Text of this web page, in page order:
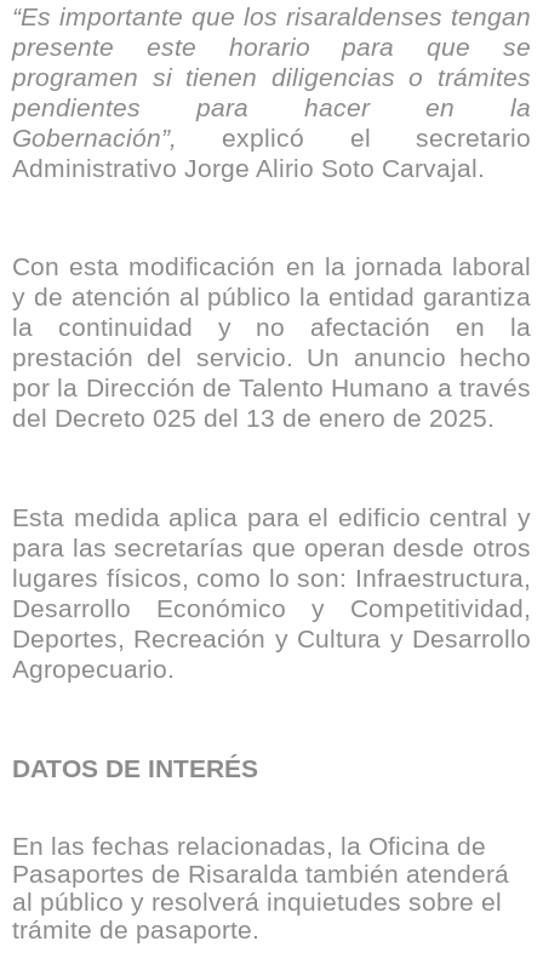
“Es importante que los risaraldenses tengan
presente este horario para que se
programen si tienen diligencias o trámites
pendientes para hacer en la
Gobernación”, explicó el secretario
Administrativo Jorge Alirio Soto Carvajal.
Con esta modificación en la jornada laboral
y de atención al público la entidad garantiza
la continuidad y no afectación en la
prestación del servicio. Un anuncio hecho
por la Dirección de Talento Humano a través
del Decreto 025 del 13 de enero de 2025.
Esta medida aplica para el edificio central y
para las secretarías que operan desde otros
lugares físicos, como lo son: Infraestructura,
Desarrollo Económico y Competitividad,
Deportes, Recreación y Cultura y Desarrollo
Agropecuario.
DATOS DE INTERÉS
En las fechas relacionadas, la Oficina de
Pasaportes de Risaralda también atenderá
al público y resolverá inquietudes sobre el
trámite de pasaporte.